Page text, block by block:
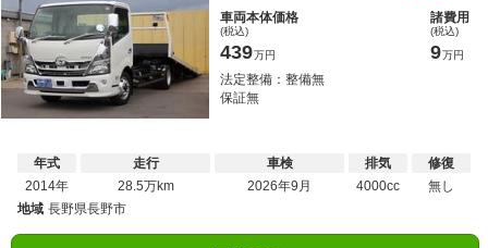
車両本体価格
(税込)
439万円
諸費用
(税込)
9万円
法定整備：整備無
保証無
年式
2014年
走行
28.5万km
車検
2026年9月
排気
4000cc
修復
無し
地域 長野県長野市